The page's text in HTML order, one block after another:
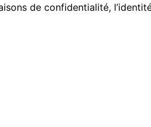
de confidentialité,